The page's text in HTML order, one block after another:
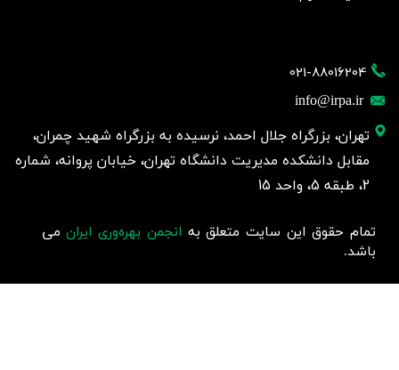
021-88016204
info@irpa.ir
تهران، بزرگراه جلال احمد، نرسیده به بزرگراه شهید چمران،
مقابل دانشکده مدیریت دانشگاه تهران، خیابان پروانه، شماره
2، طبقه 5، واحد 15
تمام حقوق این سایت متعلق به انجمن بهره‌وری ایران می
باشد.